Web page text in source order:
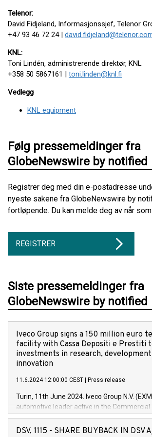
Telenor:
David Fidjeland, Informasjonssjef, Telenor
+47 93 46 72 24 |
KNL:
Toni Lindén, administrerende direktør, KNL
+358 50 5867161 | toni.linden@knl.fi
Vedlegg
KNL equipment
Følg pressemeldinger fra
GlobeNewswire by notified
Registrer deg med din e-postadresse
nyeste sakene fra GlobeNewswire by
fortløpende. Du kan melde deg av når
REGISTRER
Siste pressemeldinger fra
GlobeNewswire by notified
Iveco Group signs a 150 million euro
facility with Cassa Depositi e Prestiti
investments in research,
innovation
11.6.2024 12:00:00 CEST Press release
Turin, 11th June 2024. Iveco Group N.V.
automotive leader active in the Commercial
Vehicles, Powertrain and related Financial
has successfully signed a term loan facility
DSV, 1115 - SHARE BUYBACK IN DSV